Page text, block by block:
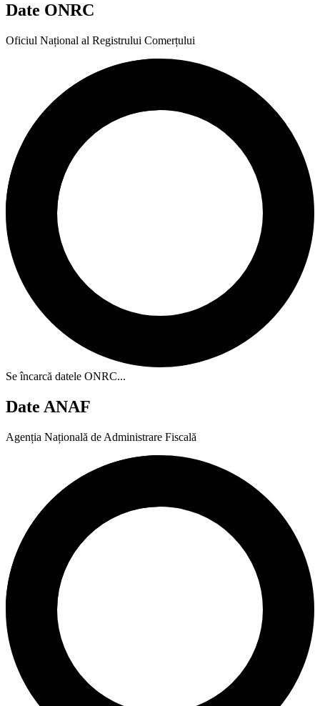
Date ONRC
Oficiul Național al Registrului Comerțului
Se încarcă datele ONRC...
Date ANAF
Agenția Națională de Administrare Fiscală